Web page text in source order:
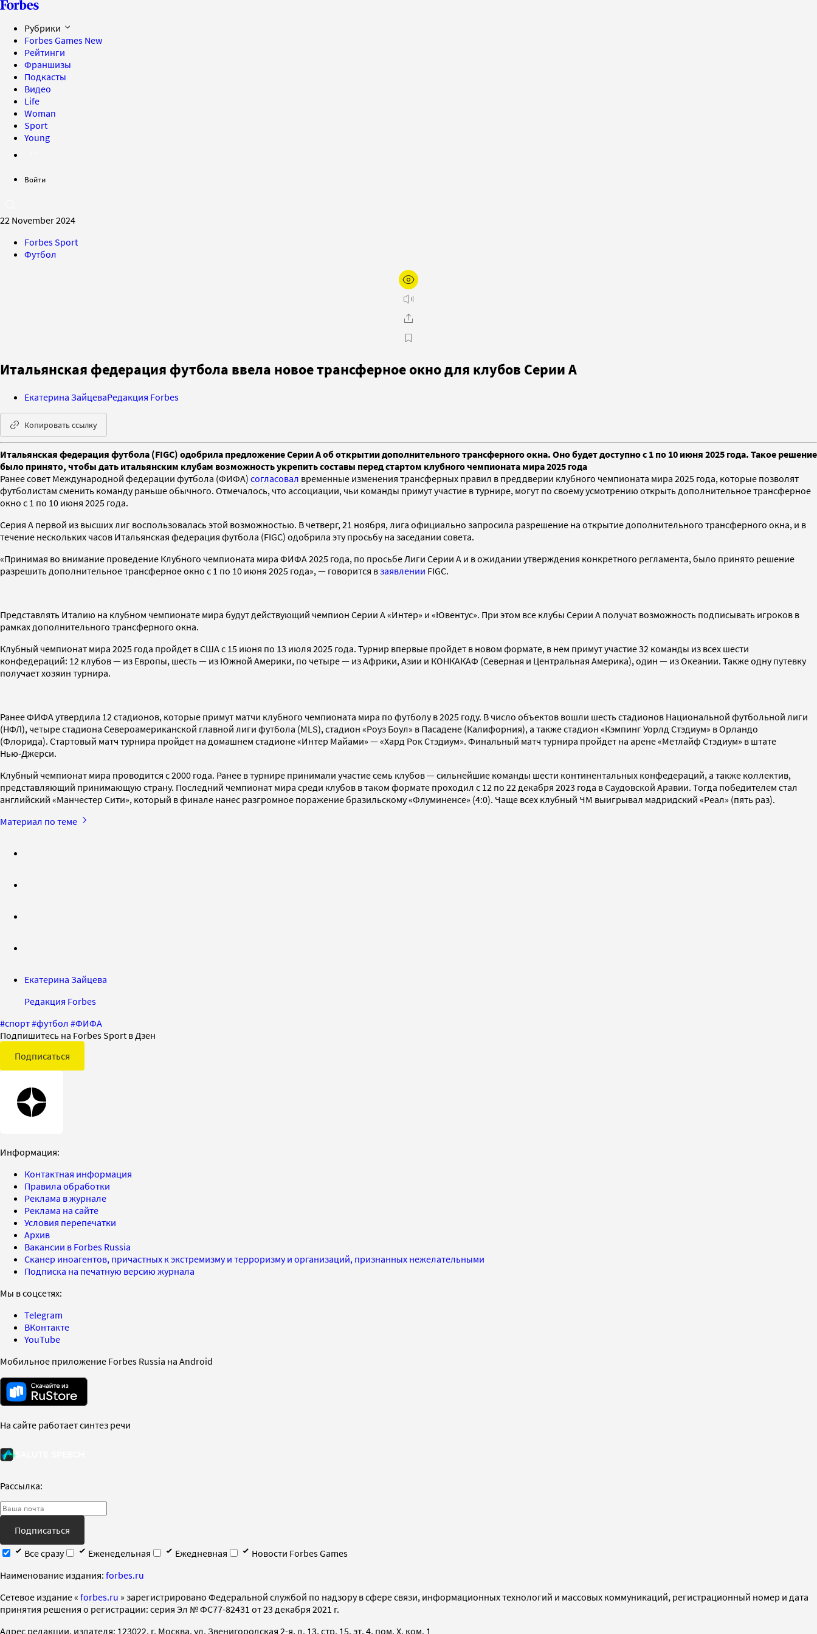
Рубрики
Forbes Games New
Рейтинги
Франшизы
Подкасты
Видео
Life
Woman
Sport
Young
Войти
22 November 2024
Forbes Sport
Футбол
Итальянская федерация футбола ввела новое трансферное окно для клубов Серии A
Екатерина ЗайцеваРедакция Forbes
Копировать ссылку
Итальянская федерация футбола (FIGC) одобрила предложение Серии А об открытии дополнительного трансферного окна. Оно будет доступно с 1 по 10 июня 2025 года. Такое решение
было принято, чтобы дать итальянским клубам возможность укрепить составы перед стартом клубного чемпионата мира 2025 года
Ранее совет Международной федерации футбола (ФИФА) согласовал временные изменения трансферных правил в преддверии клубного чемпионата мира 2025 года, которые позволят
футболистам сменить команду раньше обычного. Отмечалось, что ассоциации, чьи команды примут участие в турнире, могут по своему усмотрению открыть дополнительное трансферное
окно с 1 по 10 июня 2025 года.
Серия А первой из высших лиг воспользовалась этой возможностью. В четверг, 21 ноября, лига официально запросила разрешение на открытие дополнительного трансферного окна, и в
течение нескольких часов Итальянская федерация футбола (FIGC) одобрила эту просьбу на заседании совета.
«Принимая во внимание проведение Клубного чемпионата мира ФИФА 2025 года, по просьбе Лиги Серии А и в ожидании утверждения конкретного регламента, было принято решение
разрешить дополнительное трансферное окно с 1 по 10 июня 2025 года», — говорится взаявлении FIGC.
Представлять Италию на клубном чемпионате мира будут действующий чемпион Серии А «Интер» и «Ювентус». При этом все клубы Серии А получат возможность подписывать игроков в
рамках дополнительного трансферного окна.
Клубный чемпионат мира 2025 года пройдет в США с 15 июня по 13 июля 2025 года. Турнир впервые пройдет в новом формате, в нем примут участие 32 команды из всех шести
конфедераций: 12 клубов — из Европы, шесть — из Южной Америки, по четыре — из Африки, Азии и КОНКАКАФ (Северная и Центральная Америка), один — из Океании. Также одну путевку
получает хозяин турнира.
Ранее ФИФА утвердила 12 стадионов, которые примут матчи клубного чемпионата мира по футболу в 2025 году. В число объектов вошли шесть стадионов Национальной футбольной лиги
(НФЛ), четыре стадиона Североамериканской главной лиги футбола (MLS), стадион «Роуз Боул» в Пасадене (Калифорния), а также стадион «Кэмпинг Уорлд Стэдиум» в Орландо
(Флорида). Стартовый матч турнира пройдет на домашнем стадионе «Интер Майами» — «Хард Рок Стэдиум». Финальный матч турнира пройдет на арене «Метлайф Стэдиум» в штате
Нью‑Джерси.
Клубный чемпионат мира проводится с 2000 года. Ранее в турнире принимали участие семь клубов — сильнейшие команды шести континентальных конфедераций, а также коллектив,
представляющий принимающую страну. Последний чемпионат мира среди клубов в таком формате проходил с 12 по 22 декабря 2023 года в Саудовской Аравии. Тогда победителем стал
английский «Манчестер Сити», который в финале нанес разгромное поражение бразильскому «Флуминенсе» (4:0). Чаще всех клубный ЧМ выигрывал мадридский «Реал» (пять раз).
Материал по теме
Екатерина Зайцева
Редакция Forbes
#спорт#футбол #ФИФА
Подпишитесь на Forbes Sport в Дзен
Подписаться
Информация:
Контактная информация
Правила обработки
Реклама в журнале
Реклама на сайте
Условия перепечатки
Архив
Вакансии в Forbes Russia
Сканер иноагентов, причастных к экстремизму и терроризму и организаций, признанных нежелательными
Подписка на печатную версию журнала
Мы в соцсетях:
Telegram
ВКонтакте
YouTube
Мобильное приложение Forbes Russia на Android
На сайте работает синтез речи
Рассылка:
Подписаться
Все сразу
Еженедельная Ежедневная
Новости Forbes Games
Наименование издания: forbes.ru
Cетевое издание « forbes.ru » зарегистрировано Федеральной службой по надзору в сфере связи, информационных технологий и массовых коммуникаций, регистрационный номер и дата
принятия решения о регистрации: серия Эл № ФС77-82431 от 23 декабря 2021 г.
Адрес редакции, издателя: 123022, г. Москва, ул. Звенигородская 2-я, д. 13, стр. 15, эт. 4, пом. X, ком. 1